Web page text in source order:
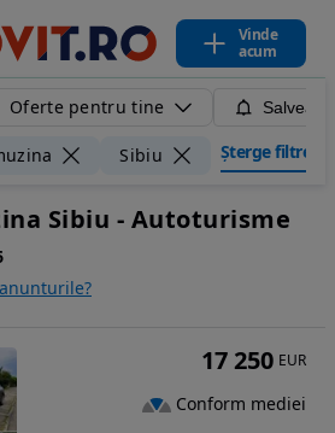
Vinde
acum
Oferte pentru tine
Sibiu Șterge filtrele
Sibiu - Autoturisme
17 250 EUR
Conform mediei